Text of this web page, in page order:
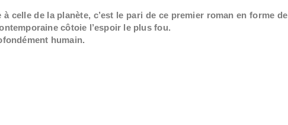
celle de la planète, c’est le pari de ce premier roman en forme de
côtoie l’espoir le plus fou.
humain.